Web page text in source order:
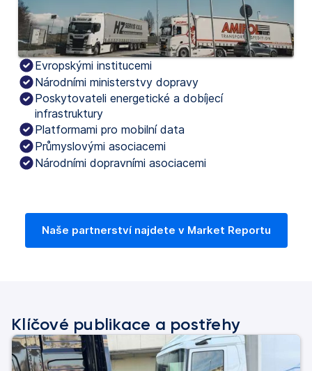
Evropskými institucemi
Národními ministerstvy dopravy
Poskytovateli energetické a dobíjecí
infrastruktury
Platformami pro mobilní data
Průmyslovými asociacemi
Národními dopravními asociacemi
Naše partnerství najdete v Market Reportu
Klíčové publikace a postřehy